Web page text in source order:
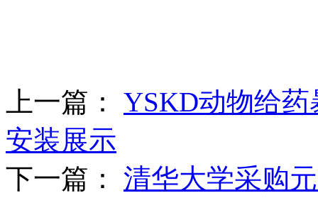
上一篇： YSKD动物给
安装展示
下一篇： 清华大学采购